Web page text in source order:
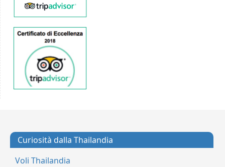
Curiosità dalla Thailandia
Voli Thailandia